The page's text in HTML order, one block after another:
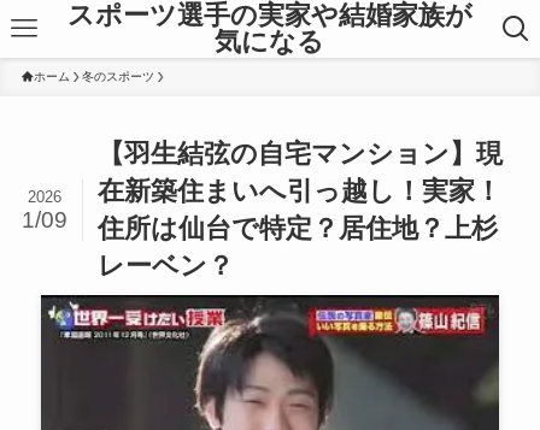
スポーツ選手の実家や結婚家族が
気になる
ホーム 冬のスポーツ
【羽生結弦の自宅マンション】現
在新築住まいへ引っ越し！実家！
住所は仙台で特定？居住地？上杉
レーベン？
2026
1/09